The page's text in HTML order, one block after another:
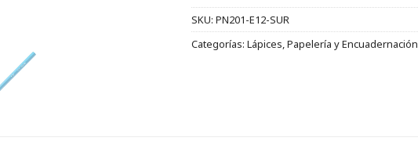
SKU: PN201-E12-SUR
Categorías: Lápices Papelería y Encuadernación